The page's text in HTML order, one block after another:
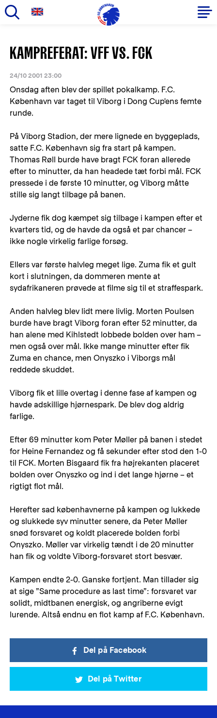
hovedindhold
Primær
navigation
KAMPREFERAT: VFF VS. FCK
24/10 2001 23:00
Onsdag aften blev der spillet pokalkamp. F.C.
København var taget til Viborg i Dong Cup'ens femte
runde.
På Viborg Stadion, der mere lignede en byggeplads,
satte F.C. København sig fra start på kampen.
Thomas Røll burde have bragt FCK foran allerede
efter to minutter, da han headede tæt forbi mål. FCK
pressede i de første 10 minutter, og Viborg måtte
stille sig langt tilbage på banen.
Jyderne fik dog kæmpet sig tilbage i kampen efter et
kvarters tid, og de havde da også et par chancer –
ikke nogle virkelig farlige forsøg.
Ellers var første halvleg meget lige. Zuma fik et gult
kort i slutningen, da dommeren mente at
sydafrikaneren prøvede at filme sig til et straffespark.
Anden halvleg blev lidt mere livlig. Morten Poulsen
burde have bragt Viborg foran efter 52 minutter, da
han alene med Kihlstedt lobbede bolden over ham –
men også over mål. Ikke mange minutter efter fik
Zuma en chance, men Onyszko i Viborgs mål
reddede skuddet.
Viborg fik et lille overtag i denne fase af kampen og
havde adskillige hjørnespark. De blev dog aldrig
farlige.
Efter 69 minutter kom Peter Møller på banen i stedet
for Heine Fernandez og få sekunder efter stod den 1-0
til FCK. Morten Bisgaard fik fra højrekanten placeret
bolden over Onyszko og ind i det lange hjørne – et
rigtigt flot mål.
Herefter sad københavnerne på kampen og lukkede
og slukkede syv minutter senere, da Peter Møller
snød forsvaret og koldt placerede bolden forbi
Onyszko. Møller var virkelig tændt i de 20 minutter
han fik og voldte Viborg-forsvaret stort besvær.
Kampen endte 2-0. Ganske fortjent. Man tillader sig
at sige ”Same procedure as last time”: forsvaret var
solidt, midtbanen energisk, og angriberne evigt
lurende. Altså endnu en flot kamp af F.C. København.
Del på Facebook
Del på Twitter